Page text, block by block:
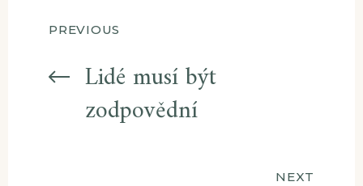
Navigace
pro
příspěvek
PREVIOUS
Lidé musí být
zodpovědní
NEXT